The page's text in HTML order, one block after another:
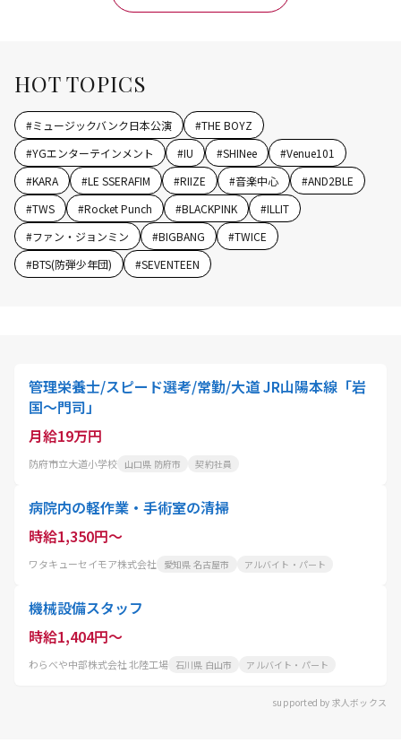
HOT TOPICS
#ミュージックバンク日本公演 #THE BOYZ
#YGエンターテインメント #IU #SHINee #Venue101
#KARA #LE SSERAFIM #RIIZE #音楽中心 #AND2BLE
#TWS #Rocket Punch #BLACKPINK #ILLIT
#ファン・ジョンミン #BIGBANG #TWICE
#BTS(防弾少年団) #SEVENTEEN
管理栄養士/スピード選考/常勤/大道 JR山陽本線「岩
国～門司」
月給19万円
防府市立大道小学校 山口県 防府市 契約社員
病院内の軽作業・手術室の清掃
時給1,350円～
ワタキューセイモア株式会社 愛知県 名古屋市 アルバイト・パート
機械設備スタッフ
時給1,404円～
わらべや中部株式会社 北陸工場 石川県 白山市 アルバイト・パート
supported by 求人ボックス